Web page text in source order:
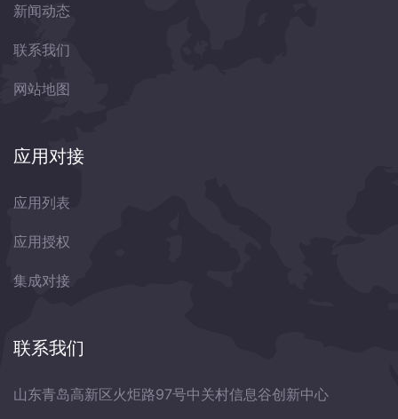
新闻动态
联系我们
网站地图
应用对接
应用列表
应用授权
集成对接
联系我们
山东青岛高新区火炬路97号中关村信息谷创新中心